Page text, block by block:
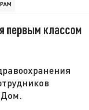
первым классом